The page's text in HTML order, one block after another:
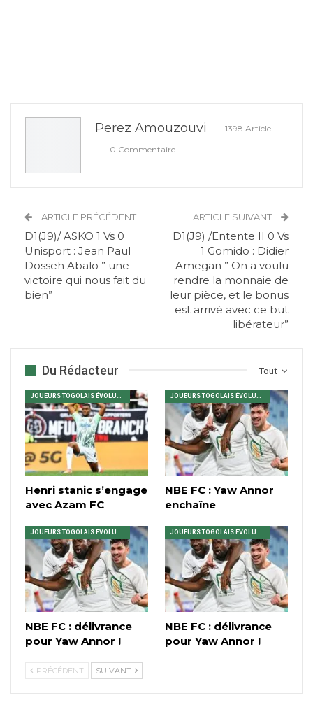
Perez Amouzouvi
1398 Article
0 Commentaire
ARTICLE PRÉCÉDENT
D1(J9)/ ASKO 1 Vs 0
Unisport : Jean Paul
Dosseh Abalo ” une
victoire qui nous fait du
bien”
ARTICLE SUIVANT
D1(J9) /Entente II 0 Vs
1 Gomido : Didier
Amegan ” On a voulu
rendre la monnaie de
leur pièce, et le bonus
est arrivé avec ce but
libérateur”
Tout
Du Rédacteur
Henri stanic s’engage
avec Azam FC
NBE FC : Yaw Annor
enchaîne
NBE FC : délivrance
pour Yaw Annor !
NBE FC : délivrance
pour Yaw Annor !
PRÉCÉDENT SUIVANT